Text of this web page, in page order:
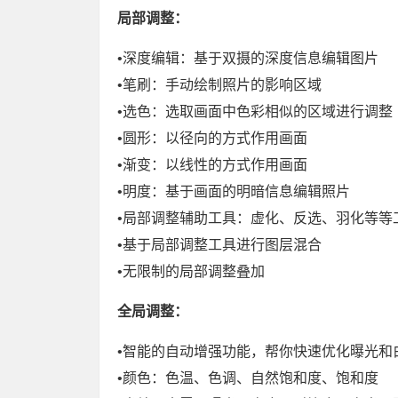
局部调整：
•深度编辑：基于双摄的深度信息编辑图片
•笔刷：手动绘制照片的影响区域
•选色：选取画面中色彩相似的区域进行调整
•圆形：以径向的方式作用画面
•渐变：以线性的方式作用画面
•明度：基于画面的明暗信息编辑照片
•局部调整辅助工具：虚化、反选、羽化等等
•基于局部调整工具进行图层混合
•无限制的局部调整叠加
全局调整：
•智能的自动增强功能，帮你快速优化曝光和
•颜色：色温、色调、自然饱和度、饱和度